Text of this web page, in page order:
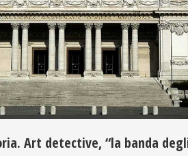
Art detective, “la banda